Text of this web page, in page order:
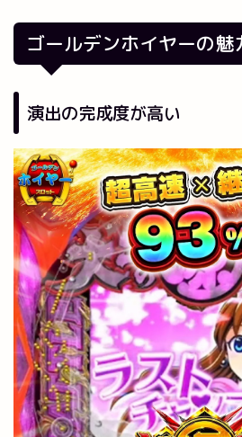
ゴールデンホイヤーの魅
演出の完成度が高い